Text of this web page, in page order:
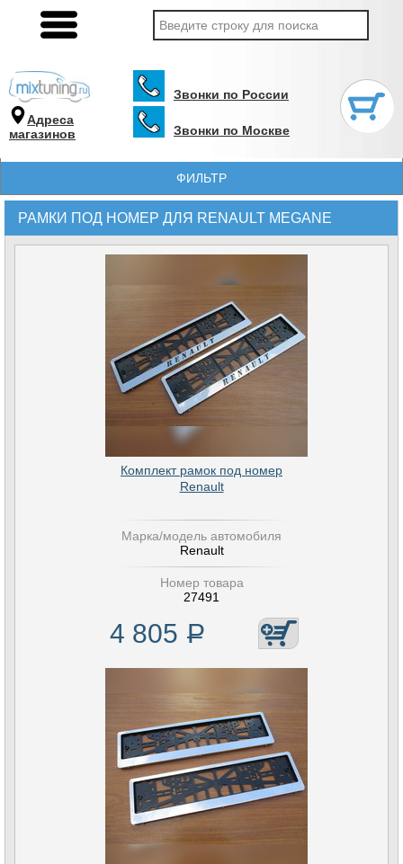
Адреса
магазинов
Звонки по России
Звонки по Москве
ФИЛЬТР
РАМКИ ПОД НОМЕР ДЛЯ RENAULT MEGANE
Комплект рамок под номер
Renault
Марка/модель автомобиля
Renault
Номер товара
27491
4 805 Р